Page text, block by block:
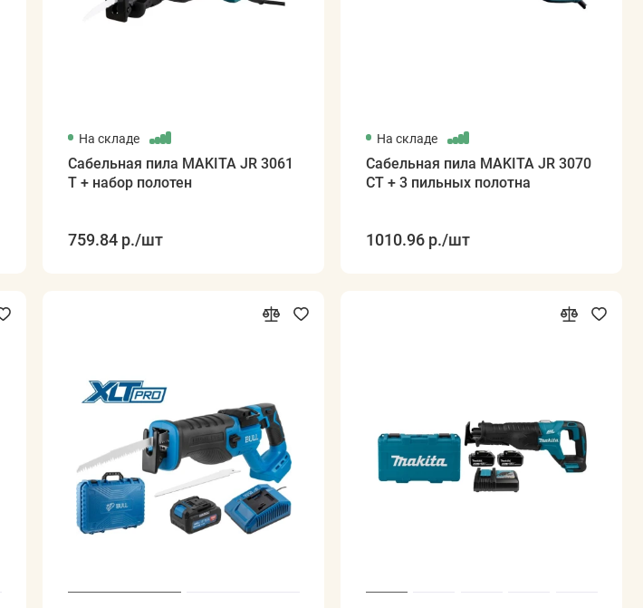
На складе
Сабельная пила MAKITA JR 3061
T + набор полотен
759.84 р./шт
На складе
Сабельная пила MAKITA JR 3070
CT + 3 пильных полотна
1010.96 р./шт